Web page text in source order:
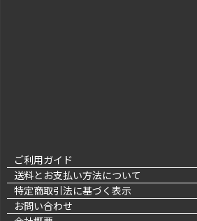
ご利用ガイド
送料とお支払い方法について
特定商取引法に基づく表示
お問い合わせ